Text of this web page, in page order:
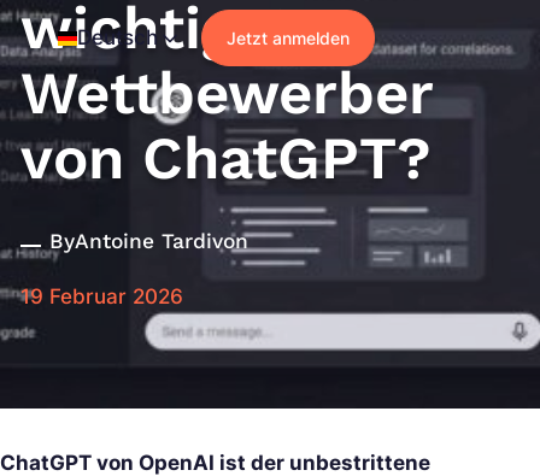
Deutsch Jetzt anmelden
wichtigsten
Wettbewerber
von ChatGPT?
ByAntoine Tardivon
19 Februar 2026
ChatGPT von OpenAI ist der unbestrittene